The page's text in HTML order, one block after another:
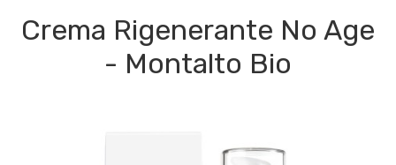
Crema Rigenerante No Age
- Montalto Bio